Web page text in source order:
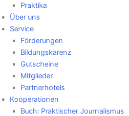
Praktika
Über uns
Service
Förderungen
Bildungskarenz
Gutscheine
Mitglieder
Partnerhotels
Kooperationen
Buch: Praktischer Journalismus